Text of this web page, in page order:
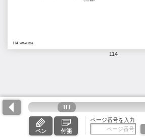
114
ペン 付箋
ページ番号を入力